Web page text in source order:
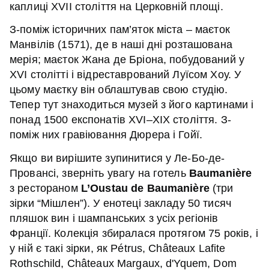
каплиці XVII століття на Церковній площі.
З-поміж історичних пам’яток міста – маєток
Манвілів (1571), де в наші дні розташована
мерія; маєток Жана де Бріона, побудований у
XVI столітті і відреставрований Луїсом Хоу. У
цьому маєтку він облаштував свою студію.
Тепер тут знаходиться музей з його картинами і
понад 1500 експонатів XVI–XIX століття. З-
поміж них гравіювання Дюрера і Гойї.
Якщо ви вирішите зупинитися у Ле-Бо-де-
Провансі, зверніть увагу на готель Baumanière
з рестораном L’Oustau de Baumanière (три
зірки “Мішлен”). У енотеці закладу 50 тисяч
пляшок вин і шампанських з усіх регіонів
Франції. Колекція збиралася протягом 75 років, і
у ній є такі зірки, як Pétrus, Châteaux Lafite
Rothschild, Châteaux Margaux, d'Yquem, Dom